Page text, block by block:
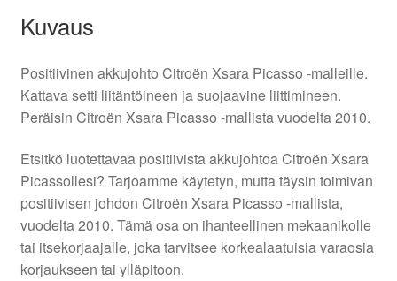
Kuvaus
Positiivinen akkujohto Citroën Xsara Picasso -malleille.
Kattava setti liitäntöineen ja suojaavine liittimineen.
Peräisin Citroën Xsara Picasso -mallista vuodelta 2010.
Etsitkö luotettavaa positiivista akkujohtoa Citroën Xsara
Picassollesi? Tarjoamme käytetyn, mutta täysin toimivan
positiivisen johdon Citroën Xsara Picasso -mallista,
vuodelta 2010. Tämä osa on ihanteellinen mekaanikolle
tai itsekorjaajalle, joka tarvitsee korkealaatuisia varaosia
korjaukseen tai ylläpitoon.